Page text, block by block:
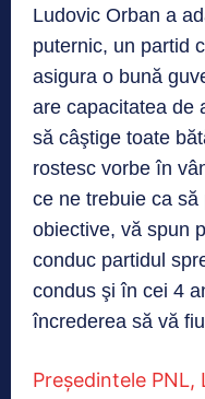
Ludovic Orban a
puternic, un partid
asigura o bună
are capacitatea de
să câştige toate
rostesc vorbe în
ce ne trebuie ca
obiective, vă spun
conduc partidul
condus şi în cei 4
încrederea să vă
Preşedintele PNL,